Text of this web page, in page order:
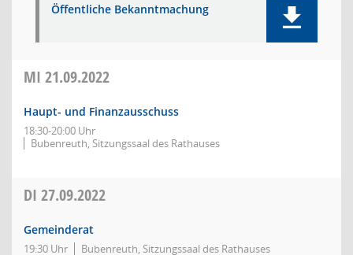
Öffentliche Bekanntmachung
MI 21.09.2022
Haupt- und Finanzausschuss
18:30-20:00 Uhr
Bubenreuth, Sitzungssaal des Rathauses
DI 27.09.2022
Gemeinderat
19:30 Uhr Bubenreuth, Sitzungssaal des Rathauses